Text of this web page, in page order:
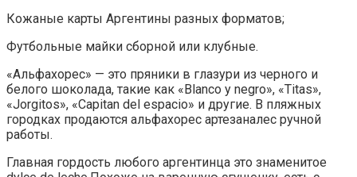
Кожаные карты Аргентины разных форматов;
Футбольные майки сборной или клубные.
«Альфахорес» — это пряники в глазури из черного и
белого шоколада, такие как «Blanco y negro», «Titas»,
«Jorgitos», «Capitan del espacio» и другие. В пляжных
городках продаются альфахорес артезаналес ручной
работы.
Главная гордость любого аргентинца это знаменитое